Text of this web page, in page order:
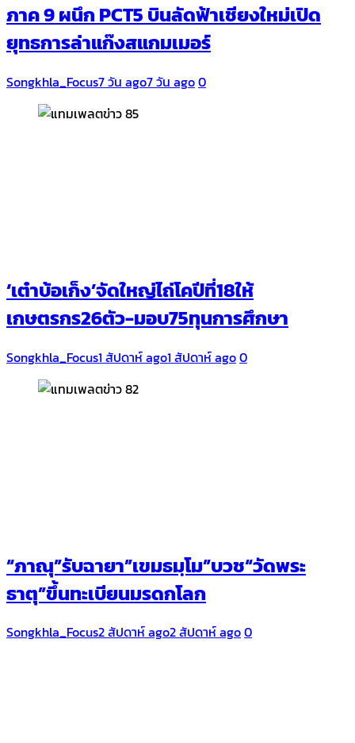
ภาค 9 ผนึก PCT5 บินลัดฟ้าเชียงใหม่เปิด
ยุทธการล่าแก๊งสแกมเมอร์
Songkhla_Focus7 วัน ago7 วัน ago0
‘เต๋าบ้อเก็ง’จัดใหญ่ไถ่โคปีที่18ให้
เกษตรกร26ตัว-มอบ75ทุนการศึกษา
Songkhla_Focus1 สัปดาห์ ago1 สัปดาห์ ago0
“ภาณุ”รับฉายา​”เขมธมฺโม”บวช“วัดพระ
ธาตุ”ขึ้นทะเบียนมรดกโลก
Songkhla_Focus2 สัปดาห์ ago2 สัปดาห์ ago0